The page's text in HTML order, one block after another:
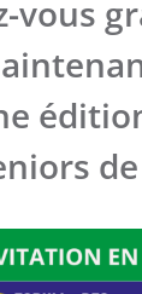
vous